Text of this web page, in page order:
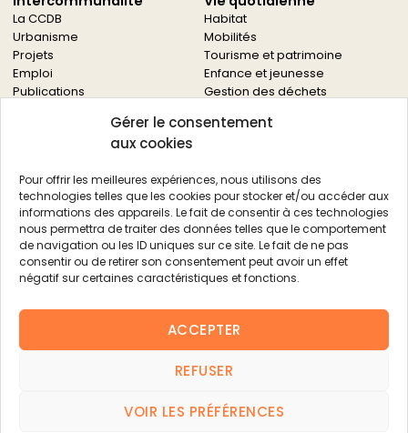
Gérer le consentement
aux cookies
Pour offrir les meilleures expériences, nous utilisons des
technologies telles que les cookies pour stocker et/ou accéder aux
informations des appareils. Le fait de consentir à ces technologies
nous permettra de traiter des données telles que le comportement
de navigation ou les ID uniques sur ce site. Le fait de ne pas
consentir ou de retirer son consentement peut avoir un effet
négatif sur certaines caractéristiques et fonctions.
ACCEPTER
REFUSER
VOIR LES PRÉFÉRENCES
La CCDB
Urbanisme
Projets
Emploi
Publications
Habitat
Mobilités
Tourisme et patrimoine
Enfance et jeunesse
Gestion des déchets
Culture
Autres services
Économie locale
Agriculture
Filière bois
Environnement
Aides aux entreprises
Aides aux associations
Actualités
FAQ